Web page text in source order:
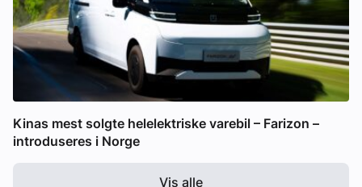
Kinas mest solgte helelektriske varebil – Farizon –
introduseres i Norge
Vis alle